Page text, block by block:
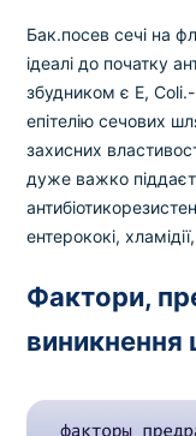
Бак.посев сечі на
ідеалі до початку
збудником є ​​E,
епітелію сечових
захисних
дуже важко
ентерококі,
Фактори,
виникнення